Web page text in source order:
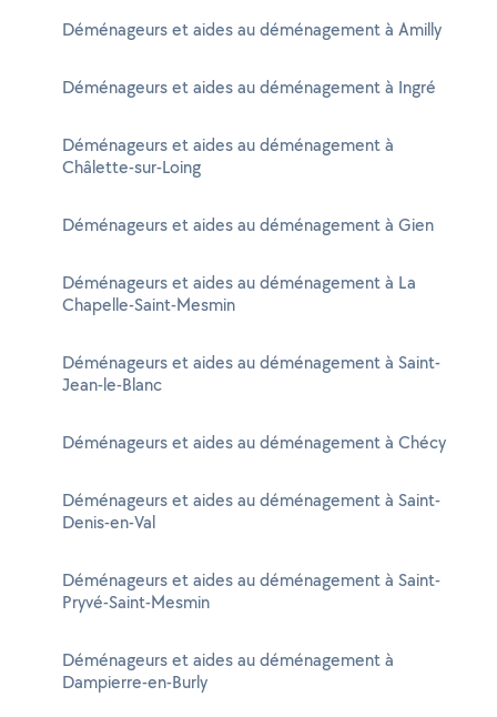
Déménageurs et aides au déménagement à Amilly
Déménageurs et aides au déménagement à Ingré
Déménageurs et aides au déménagement à
Châlette-sur-Loing
Déménageurs et aides au déménagement à Gien
Déménageurs et aides au déménagement à La
Chapelle-Saint-Mesmin
Déménageurs et aides au déménagement à Saint-
Jean-le-Blanc
Déménageurs et aides au déménagement à Chécy
Déménageurs et aides au déménagement à Saint-
Denis-en-Val
Déménageurs et aides au déménagement à Saint-
Pryvé-Saint-Mesmin
Déménageurs et aides au déménagement à
Dampierre-en-Burly